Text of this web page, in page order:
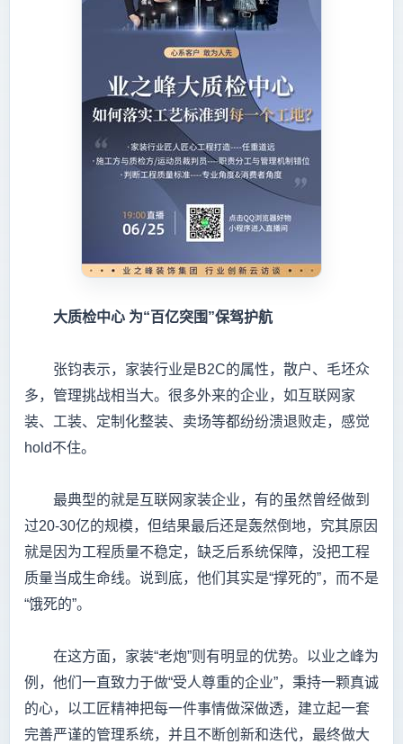
大质检中心 为“百亿突围”保驾护航
张钧表示，家装行业是B2C的属性，散户、毛坯众
多，管理挑战相当大。很多外来的企业，如互联网家
装、工装、定制化整装、卖场等都纷纷溃退败走，感觉
hold不住。
最典型的就是互联网家装企业，有的虽然曾经做到
过20-30亿的规模，但结果最后还是轰然倒地，究其原因
就是因为工程质量不稳定，缺乏后系统保障，没把工程
质量当成生命线。说到底，他们其实是“撑死的”，而不是
“饿死的”。
在这方面，家装“老炮”则有明显的优势。以业之峰为
例，他们一直致力于做“受人尊重的企业”，秉持一颗真诚
的心，以工匠精神把每一件事情做深做透，建立起一套
完善严谨的管理系统，并且不断创新和迭代，最终做大